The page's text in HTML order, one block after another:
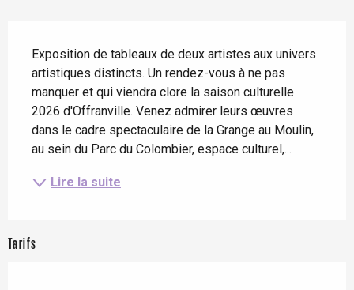
Exposition de tableaux de deux artistes aux univers
artistiques distincts. Un rendez-vous à ne pas
manquer et qui viendra clore la saison culturelle
2026 d'Offranville. Venez admirer leurs œuvres
dans le cadre spectaculaire de la Grange au Moulin,
au sein du Parc du Colombier, espace culturel,...
Lire la suite
Tarifs